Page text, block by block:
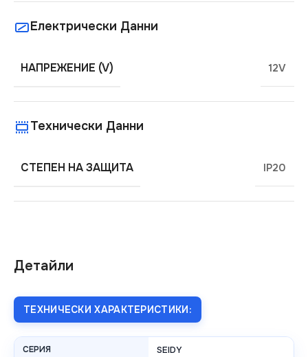
Детайли
ТЕХНИЧЕСКИ ХАРАКТЕРИСТИКИ:
СЕРИЯ SEIDY
Електрически Данни
НАПРЕЖЕНИЕ (V) 12V
Технически Данни
СТЕПЕН НА ЗАЩИТА IP20